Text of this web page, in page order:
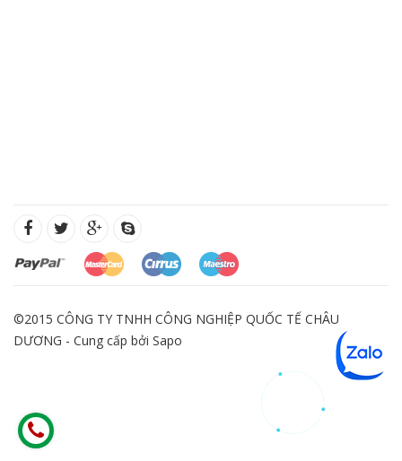
©2015 CÔNG TY TNHH CÔNG NGHIỆP QUỐC TẾ CHÂU
DƯƠNG - Cung cấp bởi Sapo